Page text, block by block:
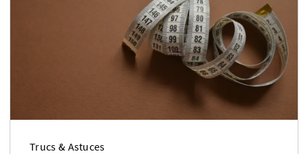
Trucs & Astuces